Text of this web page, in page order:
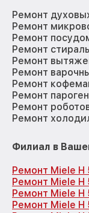
Ремонт
Ремонт
Ремонт
Ремонт
Ремонт
Ремонт
Ремонт
Ремонт
Ремонт
Ремонт
Филиал в
Ремонт Miele H
Ремонт Miele H
Ремонт Miele H
Ремонт Miele